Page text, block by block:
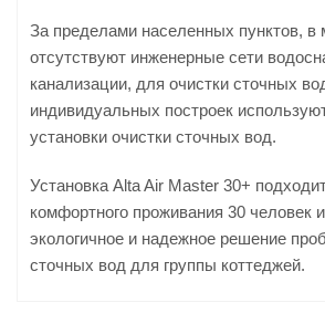
За пределами населенных пунктов, в
отсутствуют инженерные сети
канализации, для очистки сточных
индивидуальных построек
установки очистки сточных вод.
Установка Alta Air Master 30+
комфортного проживания 30 человек
экологичное и надежное решение
сточных вод для группы коттеджей.